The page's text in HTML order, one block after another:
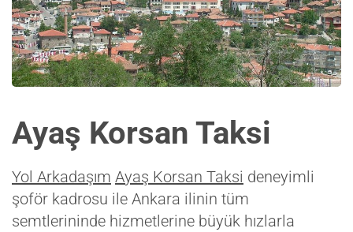
Ayaş Korsan Taksi
Yol Arkadaşım Ayaş Korsan Taksi deneyimli
şoför kadrosu ile Ankara ilinin tüm
semtlerininde hizmetlerine büyük hızlarla